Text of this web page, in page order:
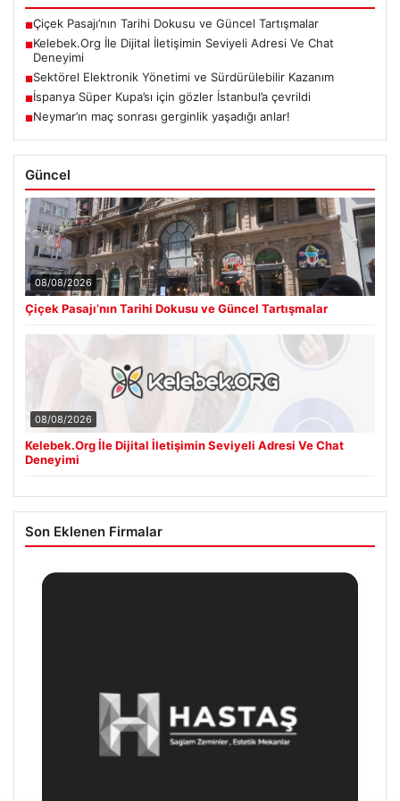
■Çiçek Pasajı’nın Tarihi Dokusu ve Güncel Tartışmalar
■Kelebek.Org İle Dijital İletişimin Seviyeli Adresi Ve Chat
Deneyimi
■Sektörel Elektronik Yönetimi ve Sürdürülebilir Kazanım
■İspanya Süper Kupa’sı için gözler İstanbul’a çevrildi
■Neymar’ın maç sonrası gerginlik yaşadığı anlar!
Güncel
08/08/2026
Çiçek Pasajı’nın Tarihi Dokusu ve Güncel Tartışmalar
08/08/2026
Kelebek.Org İle Dijital İletişimin Seviyeli Adresi Ve Chat
Deneyimi
Son Eklenen Firmalar